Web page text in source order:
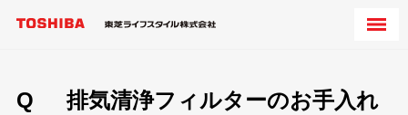
Q
排気清浄フィルターのお手入れ